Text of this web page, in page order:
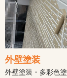
外壁塗装
外壁塗装・多彩色